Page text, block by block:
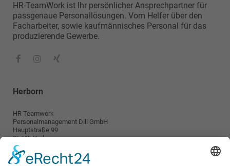
HR-TeamWork ist Ihr persönlicher Ansprechpartner für
passgenaue Personallösungen. Vom Helfer über den
Facharbeiter, sowie kaufmännisches Personal für das
produzierende Gewerbe.
Herborn
HR Teamwork
Personalmanagement Dill GmbH
Hauptstraße 99
35745 Herborn
info@teamwork-personal.de